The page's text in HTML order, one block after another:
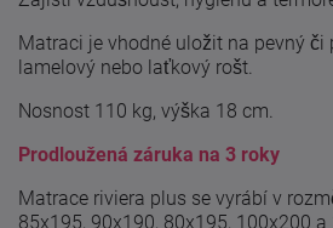
Matraci je vhodné uložit na pevný či
lamelový nebo laťkový rošt.
Nosnost 110 kg, výška 18 cm.
Prodloužená záruka na 3 roky
Matrace riviera plus se vyrábí v
85x195, 90x190, 80x195, 100x200